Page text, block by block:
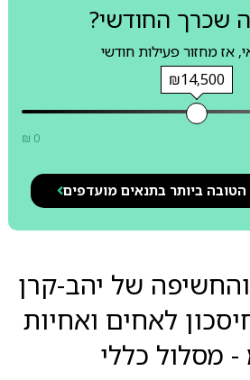
שכרך החודשי?
אז מחזור פעילות חודשי
₪14,500
₪ 0
ביותר בתנאים מועדפים
והחשיפה של יהב-קרן
לאחים ואחיות
מסלול כללי